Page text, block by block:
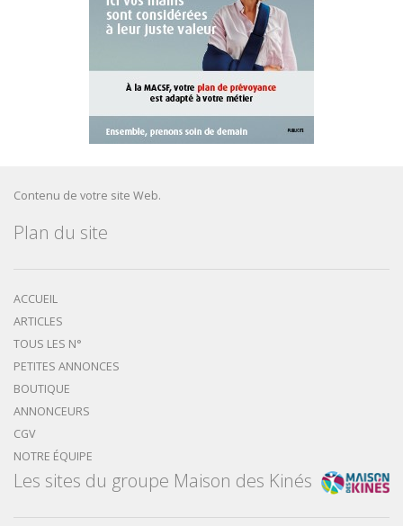
Contenu de votre site Web.
Plan du site
ACCUEIL
ARTICLES
TOUS LES N°
PETITES ANNONCES
BOUTIQUE
ANNONCEURS
CGV
NOTRE ÉQUIPE
Les sites du groupe Maison des Kinés